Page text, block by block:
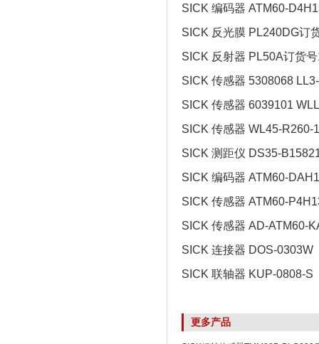
SICK 编码器 ATM60-
SICK 反光膜 PL240DG订
SICK 反射器 PL50A订货
SICK 传感器 5308068
SICK 传感器 6039101
SICK 传感器 WL45-R260-
SICK 测距仪 DS35-
SICK 编码器 ATM60-
SICK 传感器 ATM60-
SICK 传感器 AD-ATM60-
SICK 连接器 DOS-0303W
SICK 联轴器 KUP-0808-S
更多产品